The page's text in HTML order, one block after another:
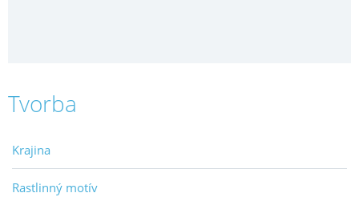
Tvorba
Krajina
Rastlinný motív